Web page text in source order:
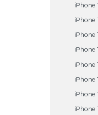
iPhone
iPhone
iPhone
iPhone
iPhone
iPhone
iPhone
iPhone